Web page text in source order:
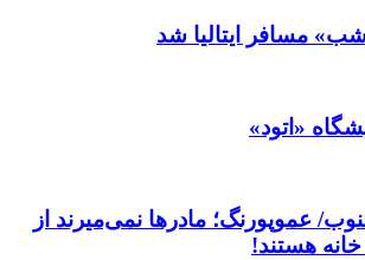
مسافر ایتالیا شد
«اتود»
عموپورنگ؛ مادرها نمی‌میرند از
هستند!